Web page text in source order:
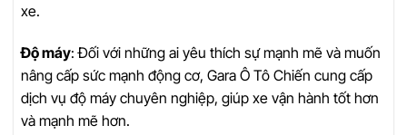
xe.
Độ máy: Đối với những ai yêu thích sự mạnh mẽ và muốn
nâng cấp sức mạnh động cơ, Gara Ô Tô Chiến cung cấp
dịch vụ độ máy chuyên nghiệp, giúp xe vận hành tốt hơn
và mạnh mẽ hơn.